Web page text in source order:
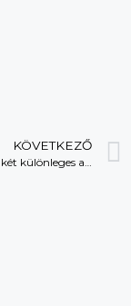
KÖVETKEZŐ